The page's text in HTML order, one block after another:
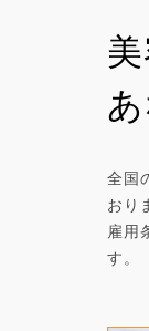
全国
おり
雇用
す。